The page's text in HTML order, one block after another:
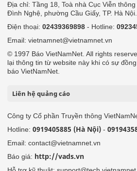
Địa chỉ: Tầng 18, Toà nhà Cục Viễn
Đình Nghệ, phường Cầu Giấy, TP. Hà Nội.
Điện thoại: 02439369898 - Hotline:
Email: vietnamnet@vietnamnet.vn
© 1997 Báo VietNamNet. All rights
lại thông tin từ website này khi có sự
báo VietNamNet.
Liên hệ quảng cáo
Công ty Cổ phần Truyền thông
Hotline: 0919405885 (Hà Nội) -
Email: contact@vietnamnet.vn
Báo giá: http://vads.vn